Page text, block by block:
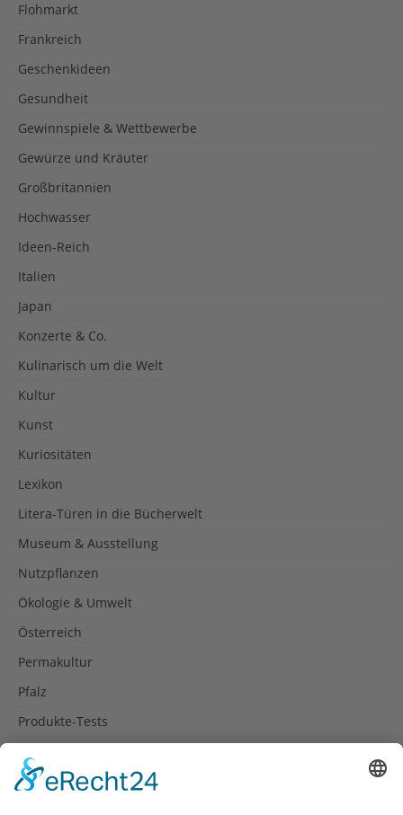
Flohmarkt
Frankreich
Geschenkideen
Gesundheit
Gewinnspiele & Wettbewerbe
Gewürze und Kräuter
Großbritannien
Hochwasser
Ideen-Reich
Italien
Japan
Konzerte & Co.
Kulinarisch um die Welt
Kultur
Kunst
Kuriositäten
Lexikon
Litera-Türen in die Bücherwelt
Museum & Ausstellung
Nutzpflanzen
Ökologie & Umwelt
Österreich
Permakultur
Pfalz
Produkte-Tests
Rezepte